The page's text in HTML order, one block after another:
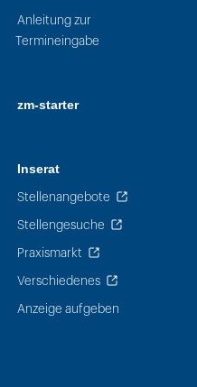
Anleitung zur
Termineingabe
zm-starter
Inserat
Stellenangebote
Stellengesuche
Praxismarkt
Verschiedenes
Anzeige aufgeben